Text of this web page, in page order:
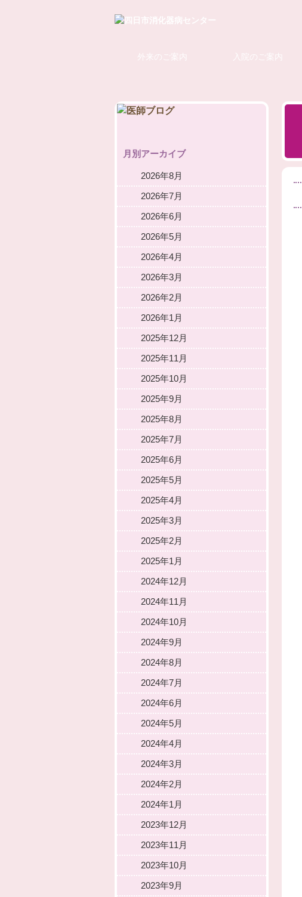
外来のご案内 入院のご案内
月別アーカイブ
2026年8月
2026年7月
2026年6月
2026年5月
2026年4月
2026年3月
2026年2月
2026年1月
2025年12月
2025年11月
2025年10月
2025年9月
2025年8月
2025年7月
2025年6月
2025年5月
2025年4月
2025年3月
2025年2月
2025年1月
2024年12月
2024年11月
2024年10月
2024年9月
2024年8月
2024年7月
2024年6月
2024年5月
2024年4月
2024年3月
2024年2月
2024年1月
2023年12月
2023年11月
2023年10月
2023年9月